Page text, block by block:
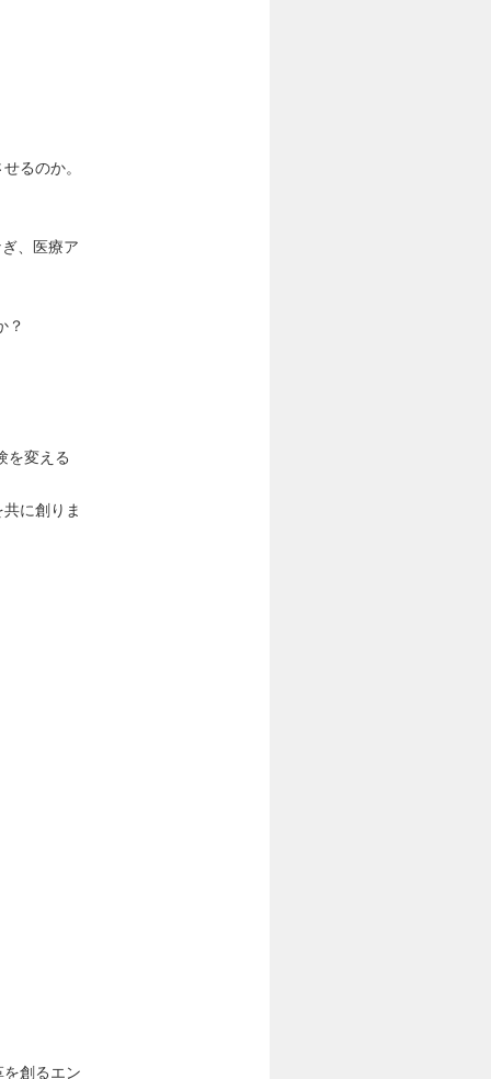
るのか。
、医療ア
？
を変える
に創りま
創るエン